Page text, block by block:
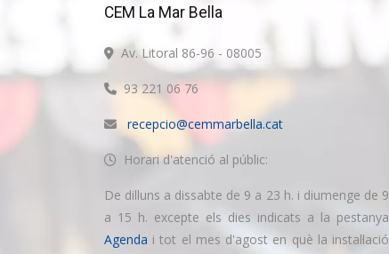
CEM La Mar Bella
Av. Litoral 86-96 - 08005
93 221 06 76
recepcio@cemmarbella.cat
Horari d'atenció al públic:
De dilluns a dissabte de 9 a 23 h. i diumenge de 9
a 15 h. excepte els dies indicats a la pestanya
Agenda i tot el mes d'agost en què la instal·lació